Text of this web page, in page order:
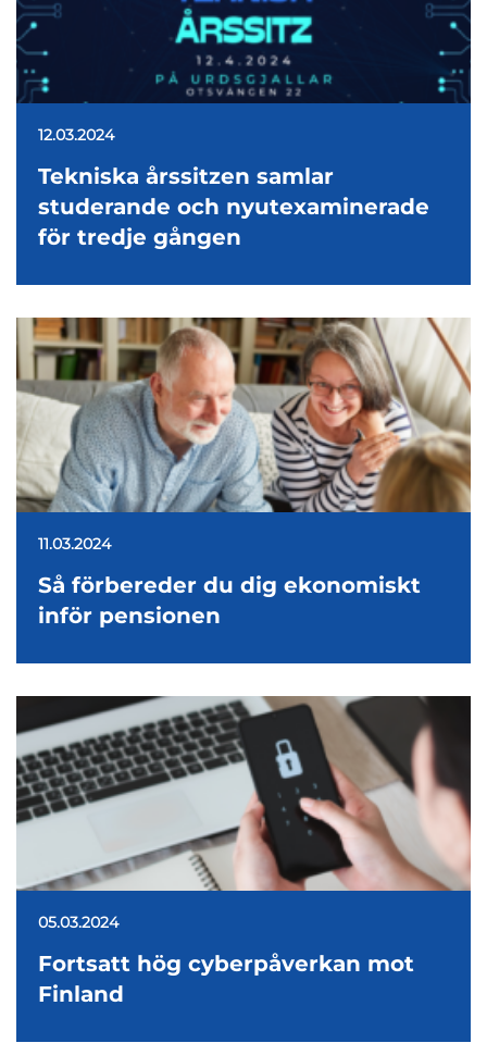
12.03.2024
Tekniska årssitzen samlar
studerande och nyutexaminerade
för tredje gången
11.03.2024
Så förbereder du dig ekonomiskt
inför pensionen
05.03.2024
Fortsatt hög cyberpåverkan mot
Finland